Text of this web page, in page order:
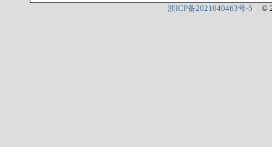
浙ICP备2021040463号-5 ©